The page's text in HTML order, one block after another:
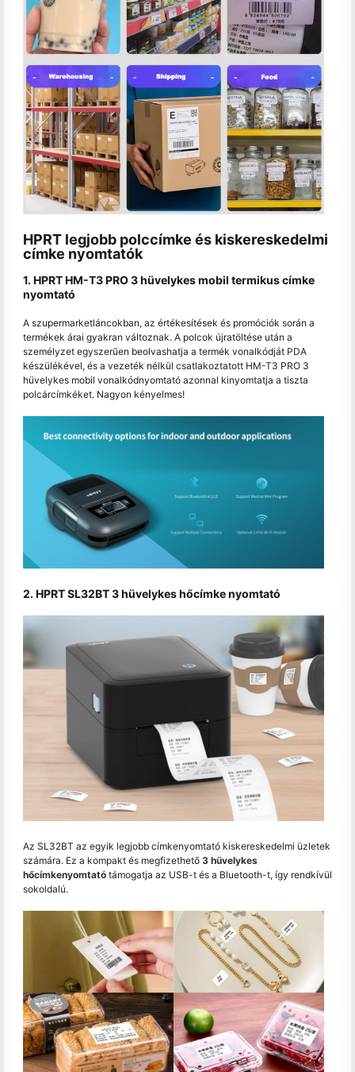
HPRT legjobb polccímke és kiskereskedelmi
címke nyomtatók
1. HPRT HM-T3 PRO 3 hüvelykes mobil termikus címke
nyomtató
A szupermarketláncokban, az értékesítések és promóciók során a
termékek árai gyakran változnak. A polcok újratöltése után a
személyzet egyszerűen beolvashatja a termék vonalkódját PDA
készülékével, és a vezeték nélkül csatlakoztatott HM-T3 PRO 3
hüvelykes mobil vonalkódnyomtató azonnal kinyomtatja a tiszta
polcárcímkéket. Nagyon kényelmes!
2. HPRT SL32BT 3 hüvelykes hőcímke nyomtató
Az SL32BT az egyik legjobb címkenyomtató kiskereskedelmi üzletek
számára. Ez a kompakt és megfizethető 3 hüvelykes
hőcímkenyomtató támogatja az USB-t és a Bluetooth-t, így rendkívül
sokoldalú.